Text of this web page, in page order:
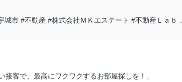
城市 #不動産 #株式会社ＭＫエステート #不動産Ｌａｂ．
接客で、最高にワクワクするお部屋探しを！」